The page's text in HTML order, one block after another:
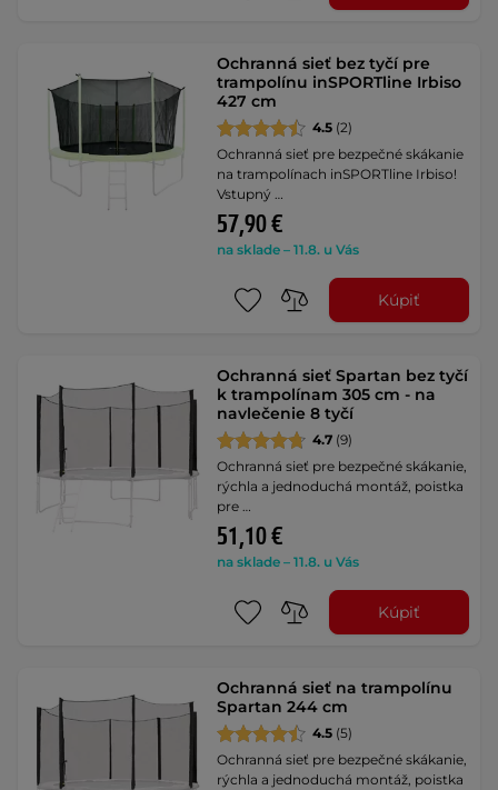
Ochranná sieť bez tyčí pre
trampolínu inSPORTline Irbiso
427 cm
4.5 (2)
Ochranná sieť pre bezpečné skákanie
na trampolínach inSPORTline Irbiso!
Vstupný …
57,90 €
na sklade – 11.8. u Vás
Kúpiť
Ochranná sieť Spartan bez tyčí
k trampolínam 305 cm - na
navlečenie 8 tyčí
4.7 (9)
Ochranná sieť pre bezpečné skákanie,
rýchla a jednoduchá montáž, poistka
pre …
51,10 €
na sklade – 11.8. u Vás
Kúpiť
Ochranná sieť na trampolínu
Spartan 244 cm
4.5 (5)
Ochranná sieť pre bezpečné skákanie,
rýchla a jednoduchá montáž, poistka